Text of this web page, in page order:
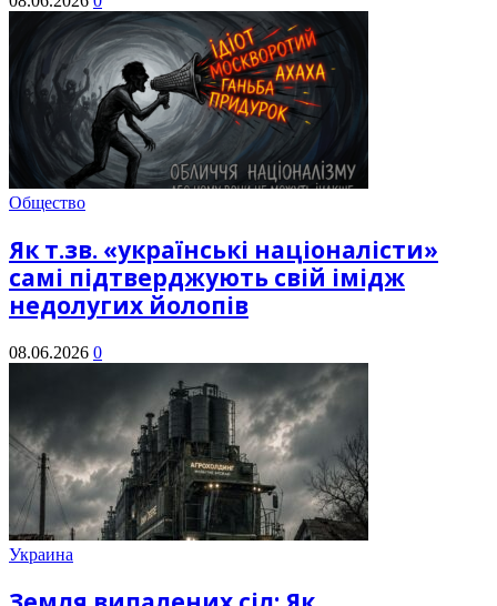
Общество
Як т.зв. «українські націоналісти»
самі підтверджують свій імідж
недолугих йолопів
08.06.2026 0
Украина